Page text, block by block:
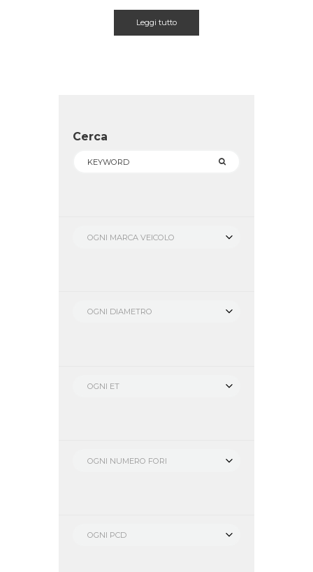
Leggi tutto
Cerca
OGNI MARCA VEICOLO
OGNI DIAMETRO
OGNI ET
OGNI NUMERO FORI
OGNI PCD